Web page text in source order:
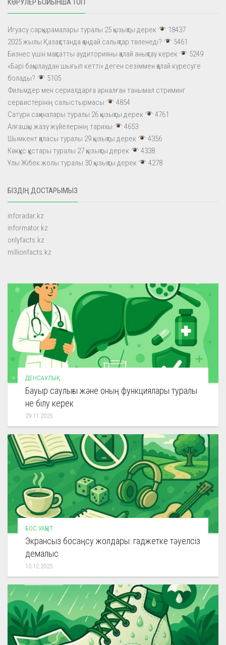
КӨРУЛЕР БОЙЫНША ТОП
Игуасу сарқырамалары туралы 25 қызықты дерек
18437
2025 жылы Қазақстанда қандай салықтар төленеді?
5461
Бизнес үшін мақсатты аудиторияны қалай анықтау керек
5249
«Бәрі бақылаудан шығып кетті» деген сезіммен қалай күресуге
болады?
5105
Фильмдер мен сериалдарға арналған танымал стриминг
сервистерінің салыстырмасы
4854
Сатурн сақиналары туралы 26 қызықты дерек
4761
Алғашқы жазу жүйелерінің тарихы
4653
Шымкент қаласы туралы 29 қызықты дерек
4356
Көкқұс құстары туралы 27 қызықты дерек
4338
Ұлы Жібек жолы туралы 30 қызықты дерек
4278
БІЗДІҢ ДОСТАРЫМЫЗ
inforadar.kz
informator.kz
onlyfacts.kz
millionfacts.kz
ДЕНСАУЛЫҚ
Бауыр саулығы және оның функциялары туралы
не білу керек
29.11.2025
БОС УАҚЫТ
Экрансыз босаңсу жолдары: гаджетке тәуелсіз
демалыс
10.12.2025